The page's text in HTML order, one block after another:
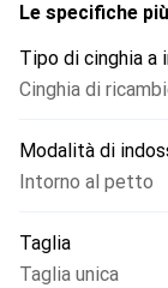
Le specifiche
Tipo di cinghia a
Cinghia di
Modalità di
Intorno al petto
Taglia
Taglia unica